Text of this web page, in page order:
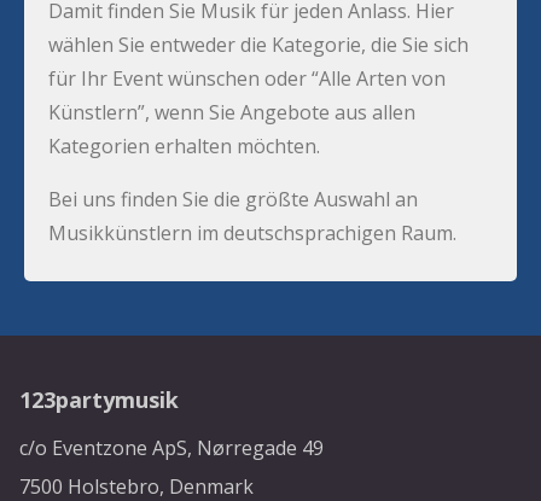
Damit finden Sie Musik für jeden Anlass. Hier
wählen Sie entweder die Kategorie, die Sie sich
für Ihr Event wünschen oder “Alle Arten von
Künstlern”, wenn Sie Angebote aus allen
Kategorien erhalten möchten.
Bei uns finden Sie die größte Auswahl an
Musikkünstlern im deutschsprachigen Raum.
123partymusik
c/o Eventzone ApS, Nørregade 49
7500 Holstebro, Denmark